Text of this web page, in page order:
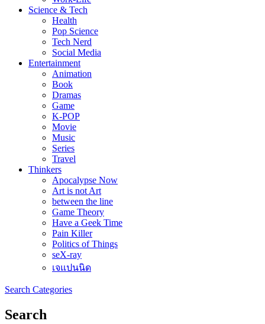
Science & Tech
Health
Pop Science
Tech Nerd
Social Media
Entertainment
Animation
Book
Dramas
Game
K-POP
Movie
Music
Series
Travel
Thinkers
Apocalypse Now
Art is not Art
between the line
Game Theory
Have a Geek Time
Pain Killer
Politics of Things
seX-ray
เจแปนนิด
Search Categories
Search